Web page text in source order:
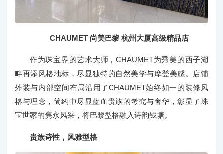
CHAUMET 尚美巴黎 杭州大厦高级精品店
作为珠宝界的艺术大师，CHAUMET为秀美的西子湖
畔再添风格地标，尽显独特的自然美学与摩登美感。店铺
外装与内部空间布局沿用了CHAUMET始终如一的装修风
格与理念，简约中尽显蓝血贵族的考究与奢华，彰显了珠
宝世家的隽永风采，将巴黎型格融入诗韵钱塘。
贵族诗性，风雅型格